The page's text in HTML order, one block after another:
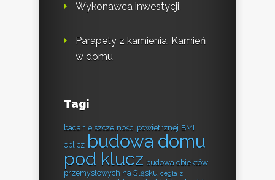
Wykonawca inwestycji.
Parapety z kamienia. Kamień
w domu
Tagi
badanie szczelności powietrznej BMI
oblicz budowa domu
pod klucz budowa obiektów
przemysłowych na Śląsku cegła z